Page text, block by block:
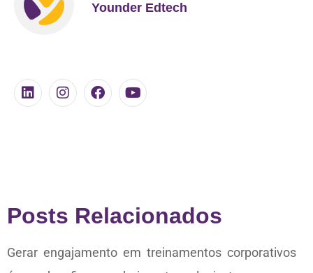
Younder Edtech
Posts Relacionados
Gerar engajamento em treinamentos corporativos